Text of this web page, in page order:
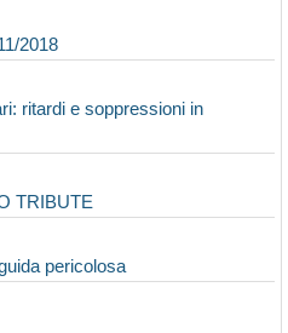
2018
ritardi e soppressioni in
TRIBUTE
pericolosa